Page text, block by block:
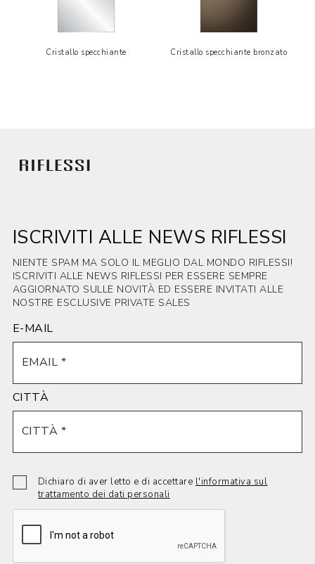
Cristallo specchiante Cristallo specchiante bronzato
ISCRIVITI ALLE NEWS RIFLESSI
NIENTE SPAM MA SOLO IL MEGLIO DAL MONDO RIFLESSI!
ISCRIVITI ALLE NEWS RIFLESSI PER ESSERE SEMPRE
AGGIORNATO SULLE NOVITÀ ED ESSERE INVITATI ALLE
NOSTRE ESCLUSIVE PRIVATE SALES
E-MAIL
CITTÀ
Dichiaro di aver letto e di accettare l'informativa sul
trattamento dei dati personali